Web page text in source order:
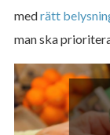
medrätt
man ska